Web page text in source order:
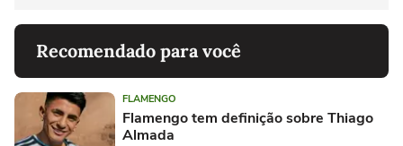
Recomendado para você
FLAMENGO
Flamengo tem definição sobre Thiago
Almada